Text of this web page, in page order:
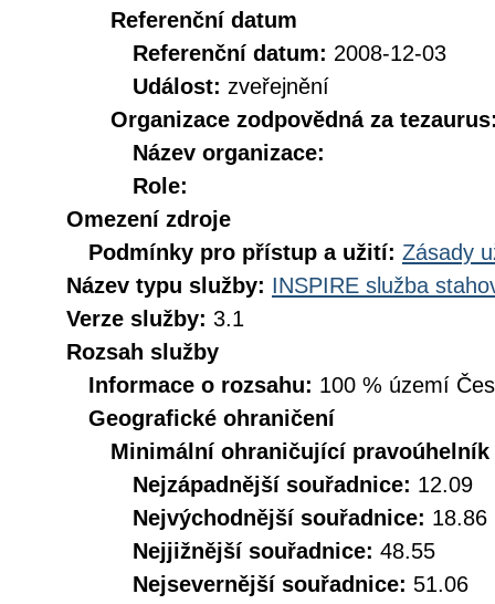
Referenční datum
Referenční datum: 2008-12-03
Událost: zveřejnění
Organizace zodpovědná za
Název organizace:
Role:
Omezení zdroje
Podmínky pro přístup a užití: Zásady
Název typu služby: INSPIRE služba
Verze služby: 3.1
Rozsah služby
Informace o rozsahu: 100 % území
Geografické ohraničení
Minimální ohraničující pravoúhelník
Nejzápadnější souřadnice: 12.09
Nejvýchodnější souřadnice: 18.86
Nejjižnější souřadnice: 48.55
Nejsevernější souřadnice: 51.06